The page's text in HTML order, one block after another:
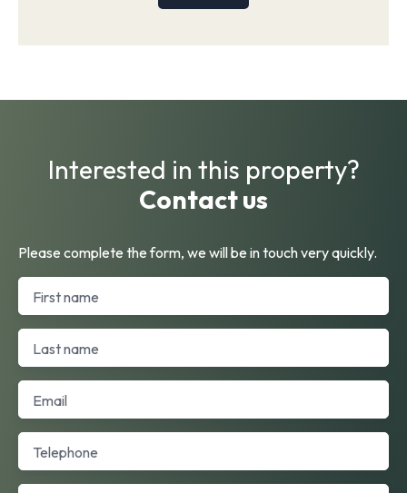
Interested in this property?
Contact us
Please complete the form, we will be in touch very quickly.
First name
Last name
Email
Telephone